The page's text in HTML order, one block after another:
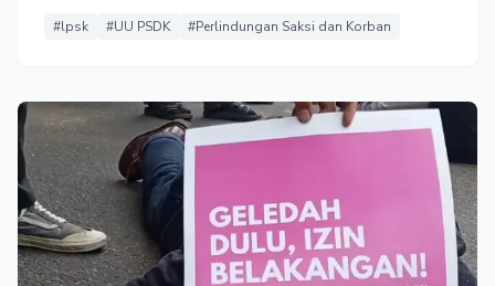
dan Korban (LPSK).
#lpsk #UU PSDK #Perlindungan Saksi dan Korban